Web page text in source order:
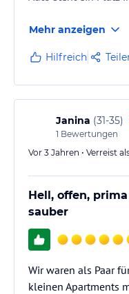
Mehr anzeigen
Hilfreich
Janina (31-35)
1 Bewertungen
Vor 3 Jahren • Verreist
Hell, offen,
sauber
Wir waren als Paar
kleinen Apartments